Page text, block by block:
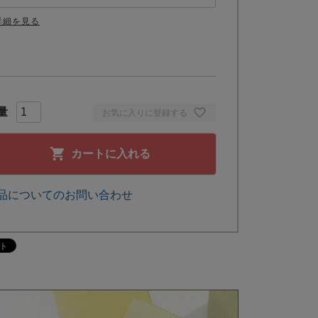
お気に入りに登録する
カートに入れる
を見る
についてのお問い合わせ